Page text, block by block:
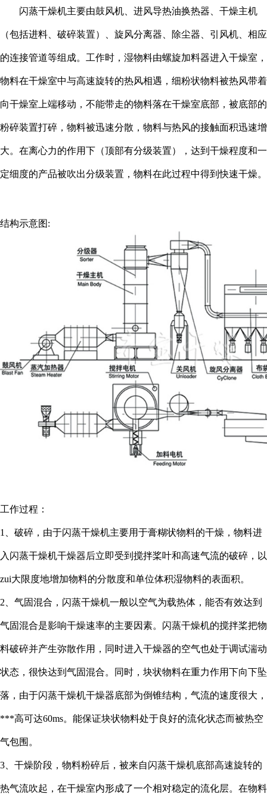
闪蒸干燥机主要由鼓风机、进风导热油换热器、干燥主机
（包括进料、破碎装置）、旋风分离器、除尘器、引风机、相应
的连接管道等组成。工作时，湿物料由螺旋加料器进入干燥室，
物料在干燥室中与高速旋转的热风相遇，细粉状物料被热风带着
向干燥室上端移动，不能带走的物料落在干燥室底部，被底部的
粉碎装置打碎，物料被迅速分散，物料与热风的接触面积迅速增
大。在离心力的作用下（顶部有分级装置），达到干燥程度和一
定细度的产品被吹出分级装置，物料在此过程中得到快速干燥。
结构示意图:
工作过程：
1、破碎，由于闪蒸干燥机主要用于膏糊状物料的干燥，物料进
入闪蒸干燥机干燥器后立即受到搅拌桨叶和高速气流的破碎，以
zui大限度地增加物料的分散度和单位体积湿物料的表面积。
2、气固混合，闪蒸干燥机一般以空气为载热体，能否有效达到
气固混合是影响干燥速率的主要因素。闪蒸干燥机的搅拌桨把物
料破碎并产生弥散作用，同时进入干燥器的空气也处于调试湍动
状态，很快达到气固混合。同时，块状物料在重力作用下向下坠
落，由于闪蒸干燥机干燥器底部为倒锥结构，气流的速度很大，
***高可达60ms。能保证块状物料处于良好的流化状态而被热空
气包围。
3、干燥阶段，物料粉碎后，被来自闪蒸干燥机底部高速旋转的
热气流吹起，在干燥室内形成了一个相对稳定的流化层。在物料